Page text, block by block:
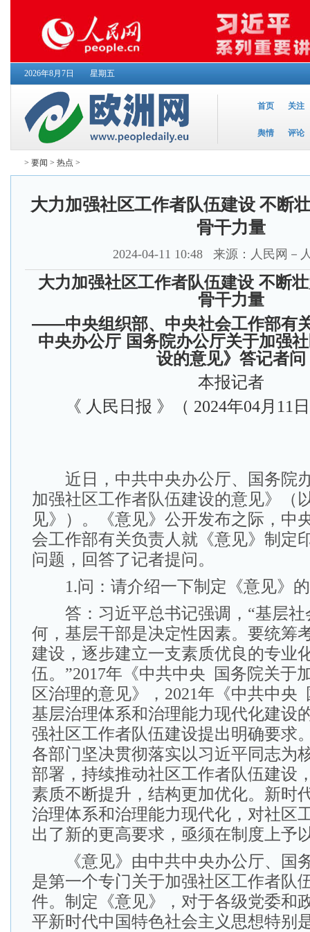
2026年8月7日 星期五
首页 关注
舆情 评论
> 要闻 > 热点 >
大力加强社区工作者队伍建设 不断
骨干力量
2024-04-11 10:48 来源：人民网－
大力加强社区工作者队伍建设 不断
骨干力量
——中央组织部、中央社会工作部有
中央办公厅 国务院办公厅关于加强
设的意见》答记者问
本报记者
《 人民日报 》（ 2024年04月11
近日，中共中央办公厅、国务院
加强社区工作者队伍建设的意见》（
见》）。《意见》公开发布之际，中
会工作部有关负责人就《意见》制定
问题，回答了记者提问。
1.问：请介绍一下制定《意见》的
答：习近平总书记强调，“基层社
何，基层干部是决定性因素。要统筹
建设，逐步建立一支素质优良的专业
伍。”2017年《中共中央 国务院关于
区治理的意见》，2021年《中共中央
基层治理体系和治理能力现代化建设
强社区工作者队伍建设提出明确要求
各部门坚决贯彻落实以习近平同志为
部署，持续推动社区工作者队伍建设
素质不断提升，结构更加优化。新时
治理体系和治理能力现代化，对社区
出了新的更高要求，亟须在制度上予
《意见》由中共中央办公厅、国
是第一个专门关于加强社区工作者队
件。制定《意见》，对于各级党委和
平新时代中国特色社会主义思想特别